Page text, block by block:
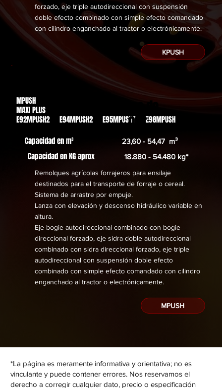
forzado, eje triple autodireccional con suspensión
doble efecto combinado con simple efecto comandado
con cilindro enganchado al tractor o electrónicamente.
KPUSH
MPUSH
MAXI PLUS
E92MPUSH2 E94MPUSH2 E95MPUSH2 E98MPUSH
Des de
,00€
Capacidad en m³ 23,60 - 54,47 m³
Capacidad en KG aprox 18.880 - 54.480 kg*
Remolques agrícolas forrajeros para ensilaje
destinados para el transporte de forraje o cereal.
Sistema de arrastre por empuje.
Lanza con elevación y descenso hidráulico variable en
altura.
Eje bogie autodireccional combinado con bogie
direccional forzado, eje sidra doble autodireccional
combinado con sidra direccional forzado, eje triple
autodireccional con suspensión doble efecto
combinado con simple efecto comandado con cilindro
enganchado al tractor o electrónicamente.
MPUSH
*La página es meramente informativa y orientativa; no es
vinculante y puede contener errores. Nos reservamos el
derecho a corregir cualquier dato, precio o especificación